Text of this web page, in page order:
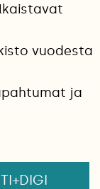
vuodesta
ja